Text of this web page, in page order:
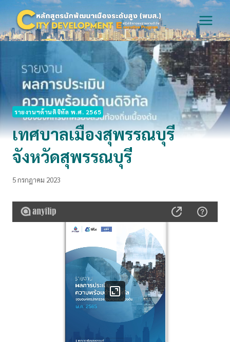
content
รายงานฯด้านดิจิทัล พ.ศ. 2565
เทศบาลเมืองสุพรรณบุรี
จังหวัดสุพรรณบุรี
5 กรกฎาคม 2023